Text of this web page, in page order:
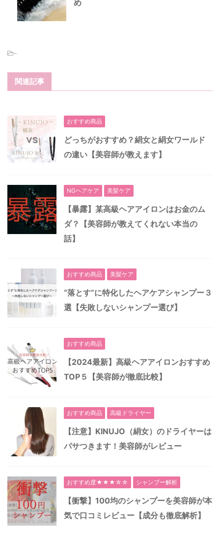
め
-
関連記事
おすすめ商品
どっちがおすすめ？絹女と絹女ワールド
の違い【美容師が教えます】
NGヘアケア 美髪ケア
【暴露】某高級ヘアアイロンはお金のム
ダ？【美容師が教えてくれない本当の
話】
おすすめ商品 美髪ケア
“落とす”に特化したヘアケアシャンプー３
選【失敗しないシャンプー選び】
おすすめ商品
【2024最新】高級ヘアアイロンおすすめ
TOP５【美容師が徹底比較】
おすすめ商品 高級ドライヤー
【注意】KINUJO（絹女）のドライヤーは
パサつきます！美容師がレビュー
おすすめ度★★★☆☆ シャンプー解析
【衝撃】100均のシャンプーを美容師が本
気で口コミレビュー【成分も徹底解析】